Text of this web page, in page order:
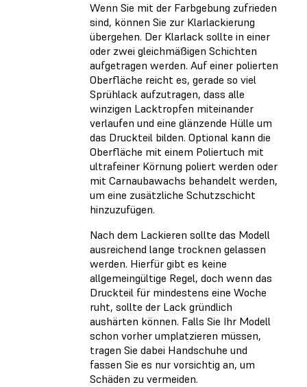
Wenn Sie mit der Farbgebung zufrieden
sind, können Sie zur Klarlackierung
übergehen. Der Klarlack sollte in einer
oder zwei gleichmäßigen Schichten
aufgetragen werden. Auf einer polierten
Oberfläche reicht es, gerade so viel
Sprühlack aufzutragen, dass alle
winzigen Lacktropfen miteinander
verlaufen und eine glänzende Hülle um
das Druckteil bilden. Optional kann die
Oberfläche mit einem Poliertuch mit
ultrafeiner Körnung poliert werden oder
mit Carnaubawachs behandelt werden,
um eine zusätzliche Schutzschicht
hinzuzufügen.
Nach dem Lackieren sollte das Modell
ausreichend lange trocknen gelassen
werden. Hierfür gibt es keine
allgemeingültige Regel, doch wenn das
Druckteil für mindestens eine Woche
ruht, sollte der Lack gründlich
aushärten können. Falls Sie Ihr Modell
schon vorher umplatzieren müssen,
tragen Sie dabei Handschuhe und
fassen Sie es nur vorsichtig an, um
Schäden zu vermeiden.